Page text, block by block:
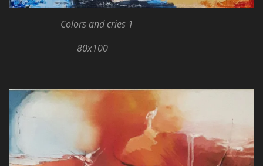
Colors and cries 1
80x100